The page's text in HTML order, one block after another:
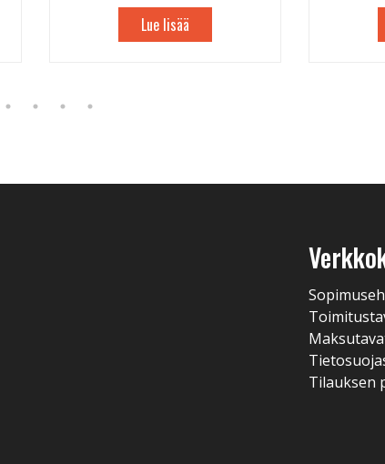
Lue lisää
Tilauksen